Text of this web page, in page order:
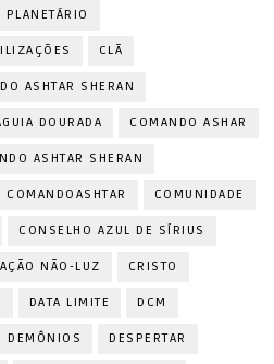
PLANETÁRIO
CLÃ
ASHTAR SHERAN
DOURADA COMANDO ASHAR
ASHTAR SHERAN
COMANDOASHTAR COMUNIDADE
CONSELHO AZUL DE SÍRIUS
NÃO-LUZ CRISTO
DATA LIMITE DCM
DEMÔNIOS DESPERTAR